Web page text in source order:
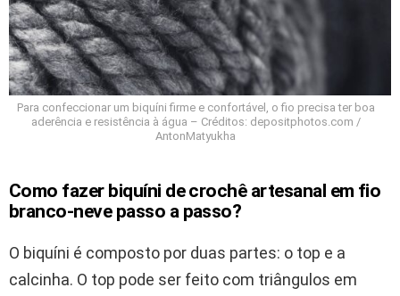
Para confeccionar um biquíni firme e confortável, o fio precisa ter boa
aderência e resistência à água – Créditos: depositphotos.com /
AntonMatyukha
Como fazer biquíni de crochê artesanal em fio
branco-neve passo a passo?
O biquíni é composto por duas partes: o top e a
calcinha. O top pode ser feito com triângulos em